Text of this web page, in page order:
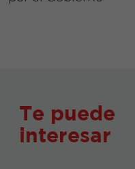
Te puede
interesar